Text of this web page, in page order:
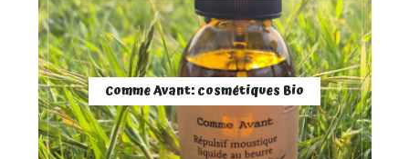
Comme Avant: cosmétiques Bio